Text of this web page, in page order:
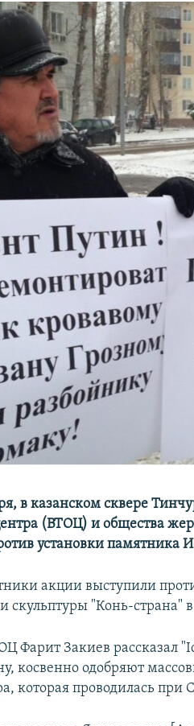
в казанском сквере
(ВТОЦ) и общества
установки памятника
акции выступили
скульптуры "Конь-страна"
Фарит Закиев рассказал
косвенно одобряют
которая проводилась при